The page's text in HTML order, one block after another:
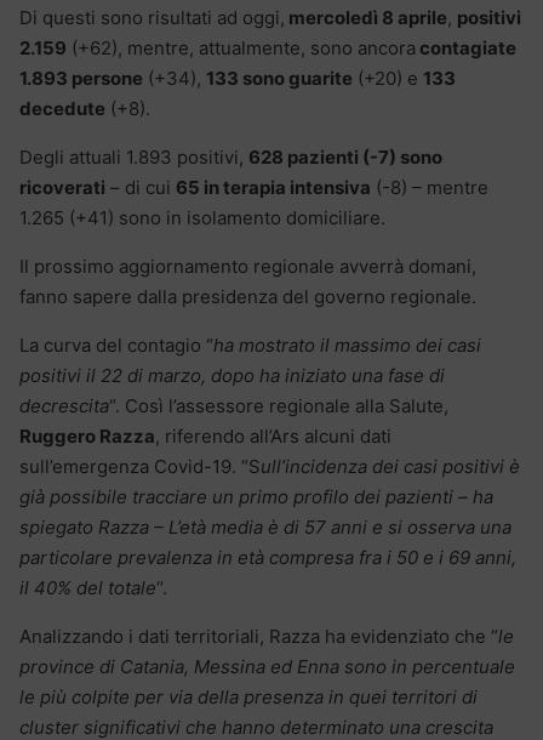
Di questi sono risultati ad oggi, mercoledì 8 aprile, positivi
2.159 (+62), mentre, attualmente, sono ancora contagiate
1.893 persone (+34), 133 sono guarite (+20) e 133
decedute (+8).
Degli attuali 1.893 positivi, 628 pazienti (-7) sono
ricoverati – di cui 65 in terapia intensiva (-8) – mentre
1.265 (+41) sono in isolamento domiciliare.
Il prossimo aggiornamento regionale avverrà domani,
fanno sapere dalla presidenza del governo regionale.
La curva del contagio “ha mostrato il massimo dei casi
positivi il 22 di marzo, dopo ha iniziato una fase di
decrescita“. Così l’assessore regionale alla Salute,
Ruggero Razza, riferendo all’Ars alcuni dati
sull’emergenza Covid-19. “Sull’incidenza dei casi positivi è
già possibile tracciare un primo profilo dei pazienti – ha
spiegato Razza – L’età media è di 57 anni e si osserva una
particolare prevalenza in età compresa fra i 50 e i 69 anni,
il 40% del totale“.
Analizzando i dati territoriali, Razza ha evidenziato che “le
province di Catania, Messina ed Enna sono in percentuale
le più colpite per via della presenza in quei territori di
cluster significativi che hanno determinato una crescita